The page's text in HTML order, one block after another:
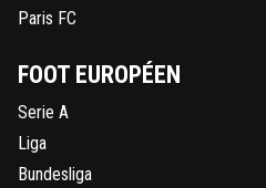
Paris FC
FOOT EUROPÉEN
Serie A
Liga
Bundesliga